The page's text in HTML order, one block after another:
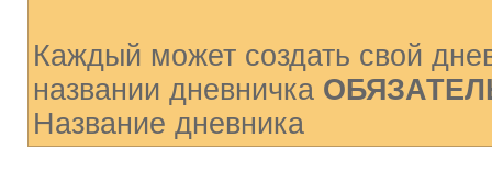
Каждый может создать свой
названии дневничка
Название дневника